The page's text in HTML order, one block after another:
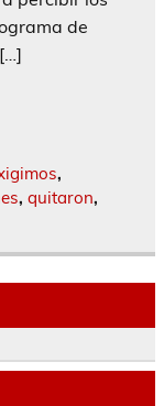
de
,
, quitaron,